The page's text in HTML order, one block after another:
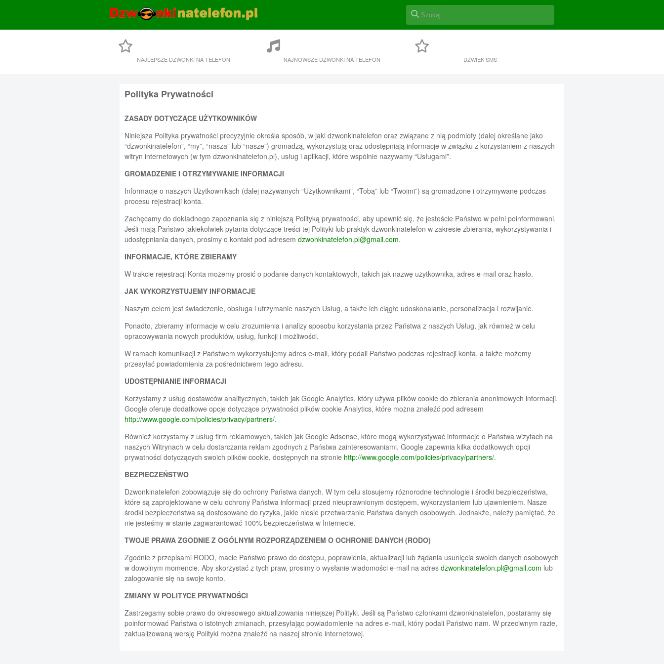
NAJLEPSZE DZWONKI NA TELEFON NAJNOWSZE DZWONKI NA TELEFON DŹWIĘK SMS
Polityka Prywatności
ZASADY DOTYCZĄCE UŻYTKOWNIKÓW
Niniejsza Polityka prywatności precyzyjnie określa sposób, w jaki dzwonkinatelefon oraz związane z nią podmioty (dalej określane jako
“dzwonkinatelefon”, “my”, “nasza” lub “nasze”) gromadzą, wykorzystują oraz udostępniają informacje w związku z korzystaniem z naszych
witryn internetowych (w tym dzwonkinatelefon.pl), usług i aplikacji, które wspólnie nazywamy “Usługami”.
GROMADZENIE I OTRZYMYWANIE INFORMACJI
Informacje o naszych Użytkownikach (dalej nazywanych “Użytkownikami”, “Tobą” lub “Twoimi”) są gromadzone i otrzymywane podczas
procesu rejestracji konta.
Zachęcamy do dokładnego zapoznania się z niniejszą Polityką prywatności, aby upewnić się, że jesteście Państwo w pełni poinformowani.
Jeśli mają Państwo jakiekolwiek pytania dotyczące treści tej Polityki lub praktyk dzwonkinatelefon w zakresie zbierania, wykorzystywania i
udostępniania danych, prosimy o kontakt pod adresem dzwonkinatelefon.pl@gmail.com.
INFORMACJE, KTÓRE ZBIERAMY
W trakcie rejestracji Konta możemy prosić o podanie danych kontaktowych, takich jak nazwę użytkownika, adres e-mail oraz hasło.
JAK WYKORZYSTUJEMY INFORMACJE
Naszym celem jest świadczenie, obsługa i utrzymanie naszych Usług, a także ich ciągłe udoskonalanie, personalizacja i rozwijanie.
Ponadto, zbieramy informacje w celu zrozumienia i analizy sposobu korzystania przez Państwa z naszych Usług, jak również w celu
opracowywania nowych produktów, usług, funkcji i możliwości.
W ramach komunikacji z Państwem wykorzystujemy adres e-mail, który podali Państwo podczas rejestracji konta, a także możemy
przesyłać powiadomienia za pośrednictwem tego adresu.
UDOSTĘPNIANIE INFORMACJI
Korzystamy z usług dostawców analitycznych, takich jak Google Analytics, który używa plików cookie do zbierania anonimowych informacji.
Google oferuje dodatkowe opcje dotyczące prywatności plików cookie Analytics, które można znaleźć pod adresem
http://www.google.com/policies/privacy/partners/.
Również korzystamy z usług firm reklamowych, takich jak Google Adsense, które mogą wykorzystywać informacje o Państwa wizytach na
naszych Witrynach w celu dostarczania reklam zgodnych z Państwa zainteresowaniami. Google zapewnia kilka dodatkowych opcji
prywatności dotyczących swoich plików cookie, dostępnych na stronie http://www.google.com/policies/privacy/partners/.
BEZPIECZEŃSTWO
Dzwonkinatelefon zobowiązuje się do ochrony Państwa danych. W tym celu stosujemy różnorodne technologie i środki bezpieczeństwa,
które są zaprojektowane w celu ochrony Państwa informacji przed nieuprawnionym dostępem, wykorzystaniem lub ujawnieniem. Nasze
środki bezpieczeństwa są dostosowane do ryzyka, jakie niesie przetwarzanie Państwa danych osobowych. Jednakże, należy pamiętać, że
nie jesteśmy w stanie zagwarantować 100% bezpieczeństwa w Internecie.
TWOJE PRAWA ZGODNIE Z OGÓLNYM ROZPORZĄDZENIEM O OCHRONIE DANYCH (RODO)
Zgodnie z przepisami RODO, macie Państwo prawo do dostępu, poprawienia, aktualizacji lub żądania usunięcia swoich danych osobowych
w dowolnym momencie. Aby skorzystać z tych praw, prosimy o wysłanie wiadomości e-mail na adres dzwonkinatelefon.pl@gmail.com lub
zalogowanie się na swoje konto.
ZMIANY W POLITYCE PRYWATNOŚCI
Zastrzegamy sobie prawo do okresowego aktualizowania niniejszej Polityki. Jeśli są Państwo członkami dzwonkinatelefon, postaramy się
poinformować Państwa o istotnych zmianach, przesyłając powiadomienie na adres e-mail, który podali Państwo nam. W przeciwnym razie,
zaktualizowaną wersję Polityki można znaleźć na naszej stronie internetowej.